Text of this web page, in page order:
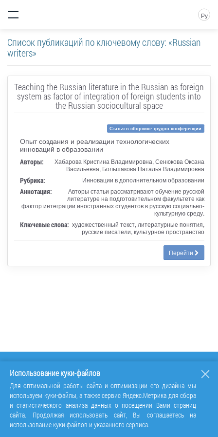
Ру
Список публикаций по ключевому слову: «Russian
writers»
Teaching the Russian literature in the Russian as foreign
system as factor of integration of foreign students into
the Russian sociocultural space
Статья в сборнике трудов конференции
Опыт создания и реализации технологических
инноваций в образовании
Авторы:
Хабарова Кристина Владимировна, Сенюкова Оксана
Васильевна, Большакова Наталья Владимировна
Рубрика: Инновации в дополнительном образовании
Аннотация:
Авторы статьи рассматривают обучение русской
литературе на подготовительном факультете как
фактор интеграции иностранных студентов в русскую социально-
культурную среду.
Ключевые слова: художественный текст, литературные понятия,
русские писатели, культурное пространство
Перейти
Использование куки-файлов
Для оптимальной работы сайта и оптимизации его дизайна мы
используем куки-файлы, а также сервис Яндекс.Метрика для сбора
и статистического анализа данных о посещении Вами страниц
сайта. Продолжая использовать сайт, Вы соглашаетесь на
использование куки-файлов и указанного сервиса.